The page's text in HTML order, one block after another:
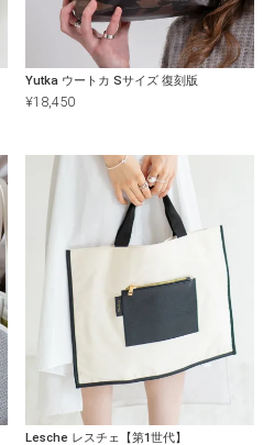
Yutka ウートカ Sサイズ 復刻版
¥18,450
Lesche レスチェ【第1世代】